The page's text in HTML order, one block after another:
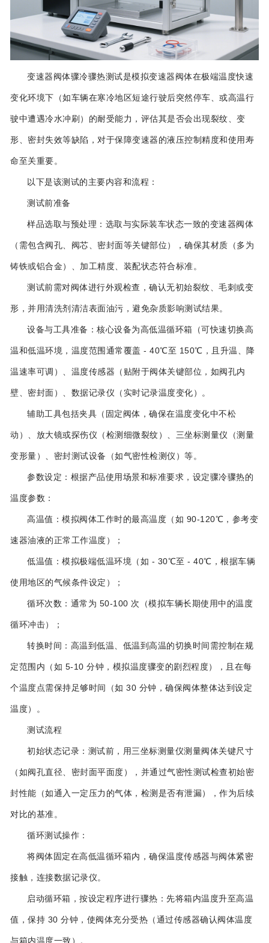
变速器阀体骤冷骤热测试是模拟变速器阀体在极端温度快速
变化环境下（如车辆在寒冷地区短途行驶后突然停车、或高温行
驶中遭遇冷水冲刷）的耐受能力，评估其是否会出现裂纹、变
形、密封失效等缺陷，对于保障变速器的液压控制精度和使用寿
命至关重要。
以下是该测试的主要内容和流程：
测试前准备
样品选取与预处理：选取与实际装车状态一致的变速器阀体
（需包含阀孔、阀芯、密封面等关键部位），确保其材质（多为
铸铁或铝合金）、加工精度、装配状态符合标准。
测试前需对阀体进行外观检查，确认无初始裂纹、毛刺或变
形，并用清洗剂清洁表面油污，避免杂质影响测试结果。
设备与工具准备：核心设备为高低温循环箱（可快速切换高
温和低温环境，温度范围通常覆盖 - 40℃至 150℃，且升温、降
温速率可调）、温度传感器（贴附于阀体关键部位，如阀孔内
壁、密封面）、数据记录仪（实时记录温度变化）。
辅助工具包括夹具（固定阀体，确保在温度变化中不松
动）、放大镜或探伤仪（检测细微裂纹）、三坐标测量仪（测量
变形量）、密封测试设备（如气密性检测仪）等。
参数设定：根据产品使用场景和标准要求，设定骤冷骤热的
温度参数：
高温值：模拟阀体工作时的最高温度（如 90-120℃，参考变
速器油液的正常工作温度）；
低温值：模拟极端低温环境（如 - 30℃至 - 40℃，根据车辆
使用地区的气候条件设定）；
循环次数：通常为 50-100 次（模拟车辆长期使用中的温度
循环冲击）；
转换时间：高温到低温、低温到高温的切换时间需控制在规
定范围内（如 5-10 分钟，模拟温度骤变的剧烈程度），且在每
个温度点需保持足够时间（如 30 分钟，确保阀体整体达到设定
温度）。
测试流程
初始状态记录：测试前，用三坐标测量仪测量阀体关键尺寸
（如阀孔直径、密封面平面度），并通过气密性测试检查初始密
封性能（如通入一定压力的气体，检测是否有泄漏），作为后续
对比的基准。
循环测试操作：
将阀体固定在高低温循环箱内，确保温度传感器与阀体紧密
接触，连接数据记录仪。
启动循环箱，按设定程序进行骤热：先将箱内温度升至高温
值，保持 30 分钟，使阀体充分受热（通过传感器确认阀体温度
与箱内温度一致）。